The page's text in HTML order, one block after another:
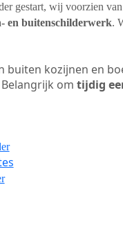
gestart, wij voorzien
en buitenschilderwerk.
buiten kozijnen en
om tijdig